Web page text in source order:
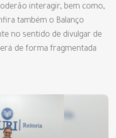
interagir, bem como,
também o Balanço
no sentido de divulgar de
de forma fragmentada